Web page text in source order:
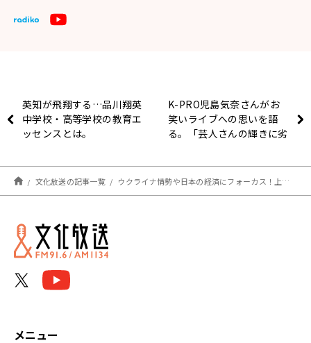
英知が飛翔する…品川翔英
中学校・高等学校の教育エ
ッセンスとは。
K-PRO児島気奈さんがお
笑いライブへの思いを語
る。「芸人さんの輝きに劣
文化放送の記事一覧 ウクライナ情勢や日本の経済にフォーカス！上念司 ・田中秀臣らコメンテーターも登場 【おはよう寺ちゃん】
メニュー